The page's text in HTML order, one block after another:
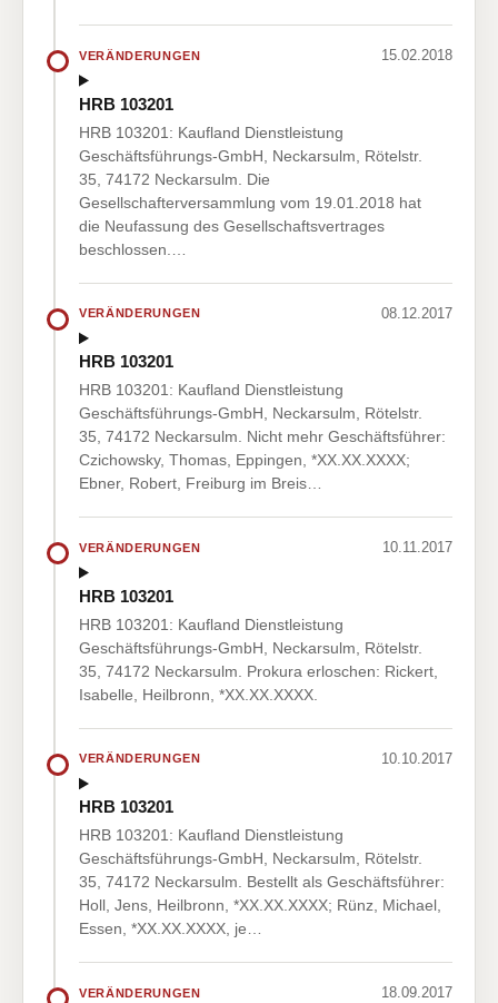
VERÄNDERUNGEN 15.02.2018
HRB 103201
HRB 103201: Kaufland Dienstleistung
Geschäftsführungs-GmbH, Neckarsulm, Rötelstr.
35, 74172 Neckarsulm. Die
Gesellschafterversammlung vom 19.01.2018 hat
die Neufassung des Gesellschaftsvertrages
beschlossen.…
VERÄNDERUNGEN 08.12.2017
HRB 103201
HRB 103201: Kaufland Dienstleistung
Geschäftsführungs-GmbH, Neckarsulm, Rötelstr.
35, 74172 Neckarsulm. Nicht mehr Geschäftsführer:
Czichowsky, Thomas, Eppingen, *XX.XX.XXXX;
Ebner, Robert, Freiburg im Breis…
VERÄNDERUNGEN 10.11.2017
HRB 103201
HRB 103201: Kaufland Dienstleistung
Geschäftsführungs-GmbH, Neckarsulm, Rötelstr.
35, 74172 Neckarsulm. Prokura erloschen: Rickert,
Isabelle, Heilbronn, *XX.XX.XXXX.
VERÄNDERUNGEN 10.10.2017
HRB 103201
HRB 103201: Kaufland Dienstleistung
Geschäftsführungs-GmbH, Neckarsulm, Rötelstr.
35, 74172 Neckarsulm. Bestellt als Geschäftsführer:
Holl, Jens, Heilbronn, *XX.XX.XXXX; Rünz, Michael,
Essen, *XX.XX.XXXX, je…
VERÄNDERUNGEN 18.09.2017